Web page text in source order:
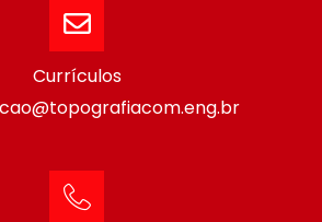
Currículos